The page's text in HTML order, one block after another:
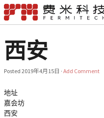
西安
Posted 2019年4月15日 · Add Comment
地址
嘉会坊
西安